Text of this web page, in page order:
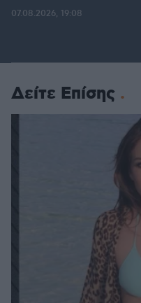
07.08.2026, 19:08
Δείτε Επίσης